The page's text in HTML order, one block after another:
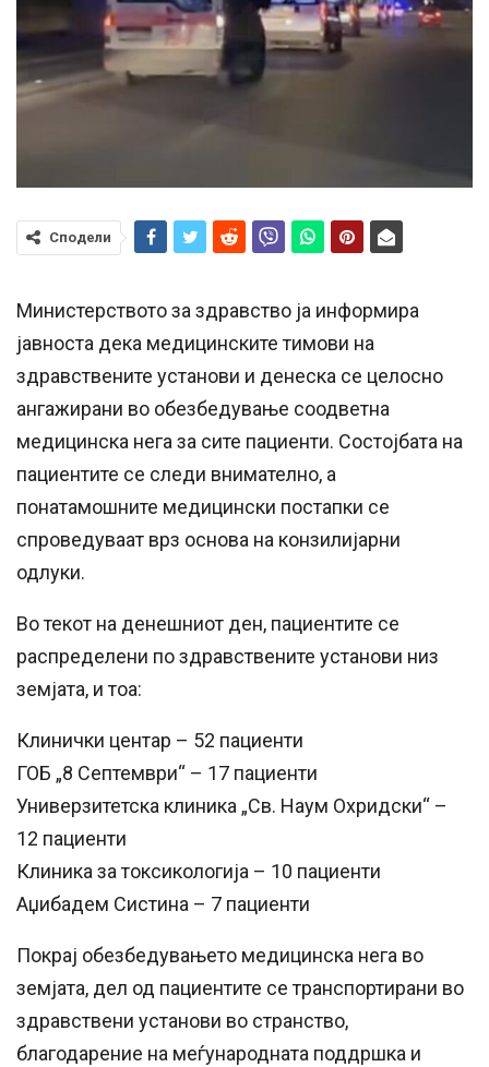
Сподели
Министерството за здравство ја информира
јавноста дека медицинските тимови на
здравствените установи и денеска се целосно
ангажирани во обезбедување соодветна
медицинска нега за сите пациенти. Состојбата на
пациентите се следи внимателно, а
понатамошните медицински постапки се
спроведуваат врз основа на конзилијарни
одлуки.
Во текот на денешниот ден, пациентите се
распределени по здравствените установи низ
земјата, и тоа:
Клинички центар – 52 пациенти
ГОБ „8 Септември“ – 17 пациенти
Универзитетска клиника „Св. Наум Охридски“ –
12 пациенти
Клиника за токсикологија – 10 пациенти
Аџибадем Систина – 7 пациенти
Покрај обезбедувањето медицинска нега во
земјата, дел од пациентите се транспортирани во
здравствени установи во странство,
благодарение на меѓународната поддршка и